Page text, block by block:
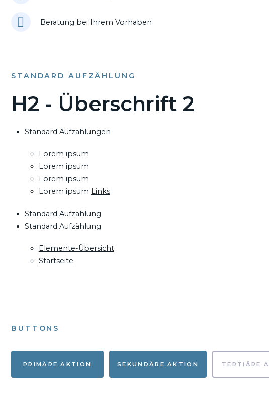
Beratung bei Ihrem Vorhaben
STANDARD AUFZÄHLUNG
H2 - Überschrift 2
Standard Aufzählungen
Lorem ipsum
Lorem ipsum
Lorem ipsum
Lorem ipsum Links
Standard Aufzählung
Standard Aufzählung
Elemente-Übersicht
Startseite
BUTTONS
PRIMÄRE AKTION SEKUNDÄRE AKTION TERTIÄRE